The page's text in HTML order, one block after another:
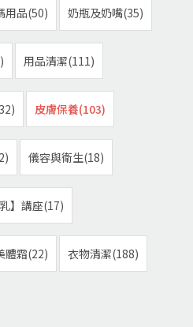
用品(50) 奶瓶及奶嘴(35)
用品清潔(111)
皮膚保養(103)
儀容與衛生(18)
】講座(17)
體霜(22) 衣物清潔(188)